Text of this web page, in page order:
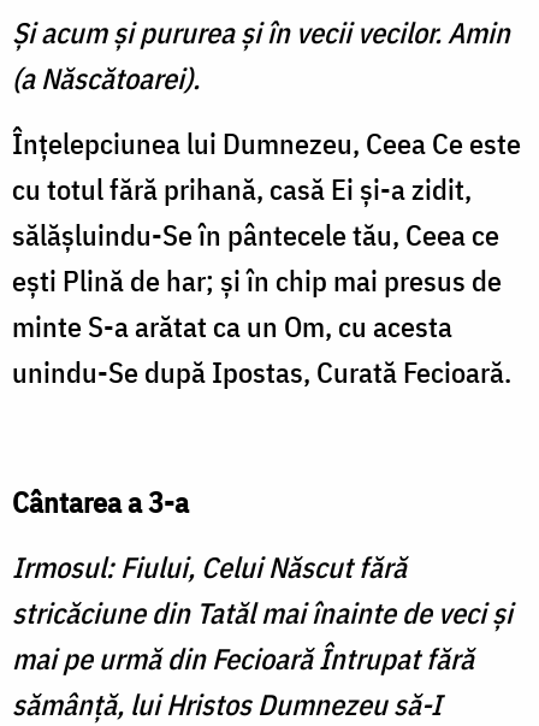
Şi acum şi pururea şi în vecii vecilor. Amin
(a Născătoarei).
Înţelepciunea lui Dumnezeu, Ceea Ce este
cu totul fără prihană, casă Ei şi-a zidit,
sălăşluindu-Se în pântecele tău, Ceea ce
eşti Plină de har; şi în chip mai presus de
minte S-a arătat ca un Om, cu acesta
unindu-Se după Ipostas, Curată Fecioară.
Cântarea a 3-a
Irmosul: Fiului, Celui Născut fără
stricăciune din Tatăl mai înainte de veci şi
mai pe urmă din Fecioară Întrupat fără
sămânţă, lui Hristos Dumnezeu să-I